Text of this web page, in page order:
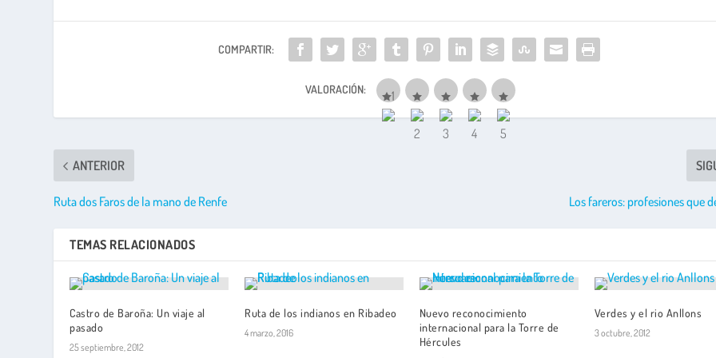
COMPARTIR:
VALORACIÓN:
ANTERIOR
Ruta dos Faros de la mano de Renfe Los fareros: profesiones que
TEMAS RELACIONADOS
Castro de Baroña: Un viaje al
pasado
25 septiembre, 2012
Ruta de los indianos en Ribadeo
4 marzo, 2016
Nuevo reconocimiento
internacional para la Torre de
Hércules
Verdes y el rio Anllons
3 octubre, 2012